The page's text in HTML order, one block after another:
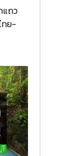
แถว
ทย-